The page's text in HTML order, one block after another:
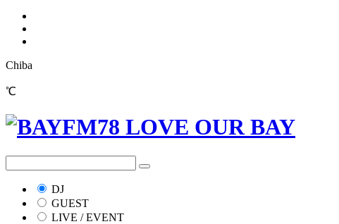
Chiba
℃
DJ
GUEST
LIVE / EVENT